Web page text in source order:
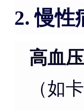
2. 慢性
高血压
（如